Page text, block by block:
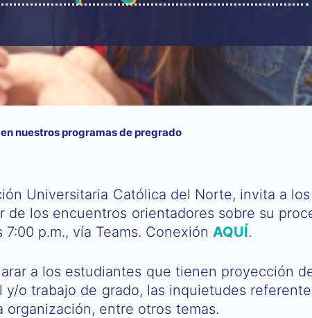
nuestros programas de pregrado
Universitaria Católica del Norte, invita a
los encuentros orientadores sobre su
p.m., vía Teams. Conexión AQUÍ.
a los estudiantes que tienen proyección
o trabajo de grado, las inquietudes
entre otros temas.